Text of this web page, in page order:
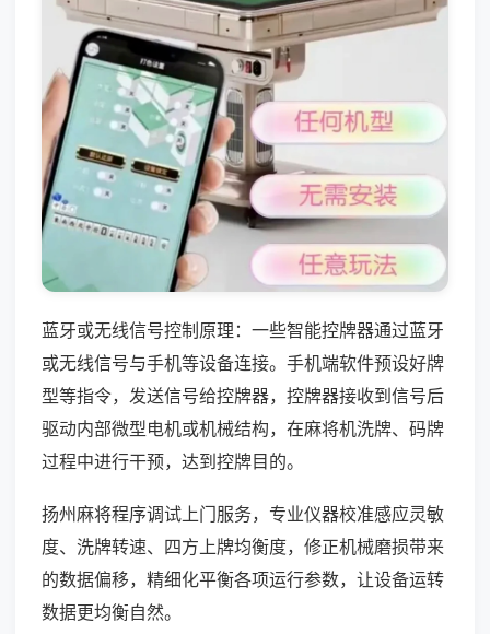
蓝牙或无线信号控制原理：一些智能控牌器通过蓝牙
或无线信号与手机等设备连接。手机端软件预设好牌
型等指令，发送信号给控牌器，控牌器接收到信号后
驱动内部微型电机或机械结构，在麻将机洗牌、码牌
过程中进行干预，达到控牌目的。
扬州麻将程序调试上门服务，专业仪器校准感应灵敏
度、洗牌转速、四方上牌均衡度，修正机械磨损带来
的数据偏移，精细化平衡各项运行参数，让设备运转
数据更均衡自然。